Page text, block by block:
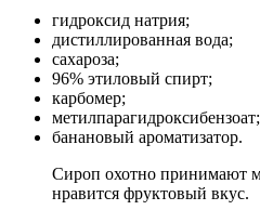
гидроксид натрия;
дистиллированная вода;
сахароза;
96% этиловый спирт;
карбомер;
метилпарагидроксибензоат;
банановый ароматизатор.
Сироп охотно принимают
нравится фруктовый вкус.